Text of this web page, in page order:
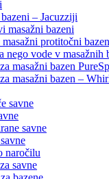
– Jacuzziji
masažni bazeni
protitočni
nego vode v masažnih
masažni bazen
masažni bazen –
savne
savne
naročilu
savne